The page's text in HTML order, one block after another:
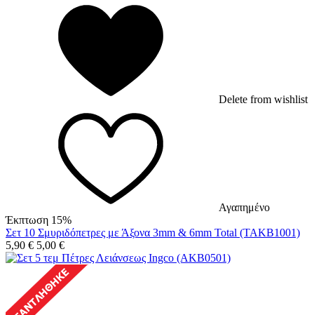
Delete from wishlist
Αγαπημένο
Έκπτωση 15%
Σετ 10 Σμυριδόπετρες με Άξονα 3mm & 6mm Total (TAKB1001)
5,90 € 5,00 €